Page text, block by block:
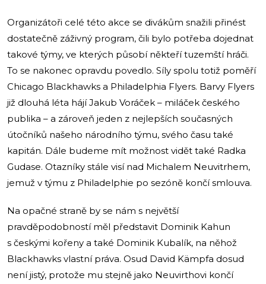
Organizátoři celé této akce se divákům snažili přinést
dostatečně záživný program, čili bylo potřeba dojednat
takové týmy, ve kterých působí někteří tuzemští hráči.
To se nakonec opravdu povedlo. Síly spolu totiž poměří
Chicago Blackhawks a Philadelphia Flyers. Barvy Flyers
již dlouhá léta hájí Jakub Voráček – miláček českého
publika – a zároveň jeden z nejlepších současných
útočníků našeho národního týmu, svého času také
kapitán. Dále budeme mít možnost vidět také Radka
Gudase. Otazníky stále visí nad Michalem Neuvitrhem,
jemuž v týmu z Philadelphie po sezóně končí smlouva.
Na opačné straně by se nám s největší
pravděpodobností měl představit Dominik Kahun
s českými kořeny a také Dominik Kubalík, na něhož
Blackhawks vlastní práva. Osud David Kämpfa dosud
není jistý, protože mu stejně jako Neuvirthovi končí